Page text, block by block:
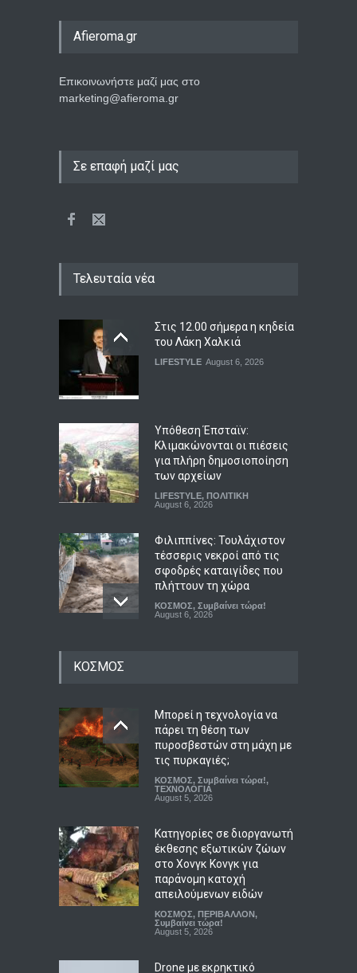
Afieroma.gr
Επικοινωνήστε μαζί μας στο
marketing@afieroma.gr
Σε επαφή μαζί μας
Τελευταία νέα
Στις 12.00 σήμερα η κηδεία
του Λάκη Χαλκιά
LIFESTYLE August 6, 2026
Υπόθεση Έπσταϊν:
Κλιμακώνονται οι πιέσεις
για πλήρη δημοσιοποίηση
των αρχείων
LIFESTYLE, ΠΟΛΙΤΙΚΗ
August 6, 2026
Φιλιππίνες: Τουλάχιστον
τέσσερις νεκροί από τις
σφοδρές καταιγίδες που
πλήττουν τη χώρα
ΚΟΣΜΟΣ, Συμβαίνει τώρα!
August 6, 2026
προβλήματα του ΕΣΥ
ΠΟΛΙΤΙΚΗ,Συμβαίνει τώρα!
ΥΓΕΙΑ
August 6, 2026
Μυστράς: Παθολογική
αγάπη για τους γονείς του
του 55χρονου που έκρυβε
τη σορό του πατέρα του
στον καταψύκτη
ΑΠΟΨΕΙΣ,ΚΟΙΝΩΝΙΚΑ
August 6, 2026
ΚΟΣΜΟΣ
Μπορεί η τεχνολογία να
πάρει τη θέση των
πυροσβεστών στη μάχη με
τις πυρκαγιές;
ΚΟΣΜΟΣ, Συμβαίνει τώρα!,
ΤΕΧΝΟΛΟΓΙΑ
August 5, 2026
Κατηγορίες σε διοργανωτή
έκθεσης εξωτικών ζώων
στο Χονγκ Κονγκ για
παράνομη κατοχή
απειλούμενων ειδών
ΚΟΣΜΟΣ, ΠΕΡΙΒΑΛΛΟΝ,
Συμβαίνει τώρα!
August 5, 2026
Drone με εκρηκτικό